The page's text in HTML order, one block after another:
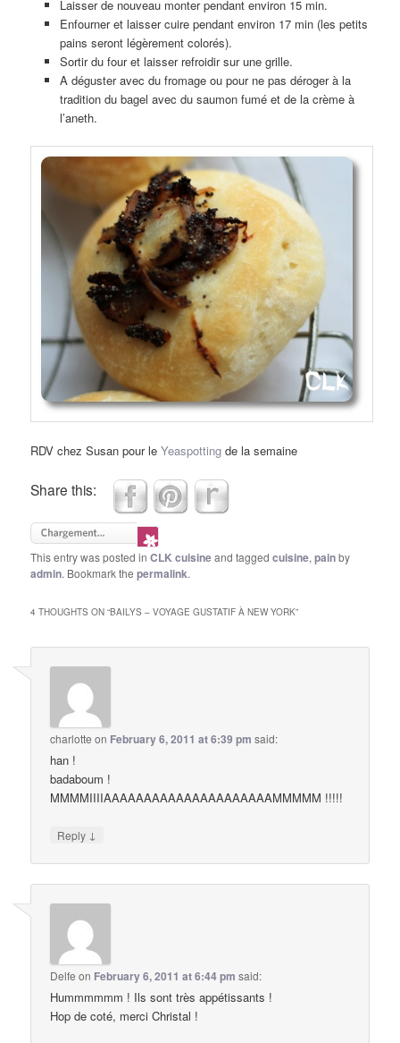
Laisser de nouveau monter pendant environ 15 min.
Enfourner et laisser cuire pendant environ 17 min (les petits
pains seront légèrement colorés).
Sortir du four et laisser refroidir sur une grille.
A déguster avec du fromage ou pour ne pas déroger à la
tradition du bagel avec du saumon fumé et de la crème à
l’aneth.
RDV chez Susan pour leYeaspotting de la semaine
Share this:
This entry was posted inCLK cuisineand taggedcuisine,painby
admin. Bookmark thepermalink.
4 THOUGHTS ON “BAILYS – VOYAGE GUSTATIF À NEW YORK”
charlotte on February 6, 2011 at 6:39 pm said:
han !
badaboum !
MMMMIIIIAAAAAAAAAAAAAAAAAAAAAMMMMM !!!!!
Reply ↓
Delfe on February 6, 2011 at 6:44 pm said:
Hummmmmm ! Ils sont très appétissants !
Hop de coté, merci Christal !